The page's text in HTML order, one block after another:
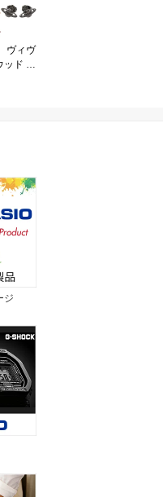
あ
い プ
ヴィヴ
ッド ピ
ンズ
ジ